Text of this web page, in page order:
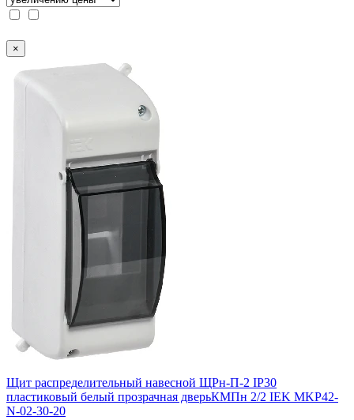
×
Щит распределительный навесной ЩРн-П-2 IP30
пластиковый белый прозрачная дверьКМПн 2/2 IEK MKP42-
N-02-30-20